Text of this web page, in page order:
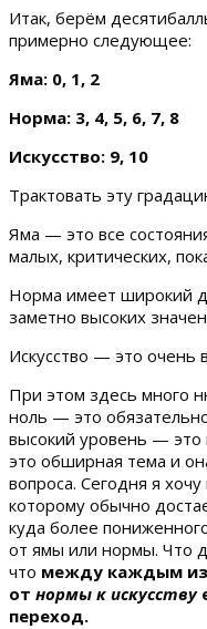
Итак, берём
примерно следующее:
Яма: 0, 1, 2
Норма: 3, 4, 5, 6, 7, 8
Искусство: 9, 10
Трактовать эту
Яма — это все
малых, критических,
Норма имеет широкий
заметно высоких
Искусство — это очень
При этом здесь много
ноль — это
высокий уровень — это
это обширная тема и
вопроса. Сегодня я
которому обычно
куда более
от ямы или нормы. Что
что между каждым
от нормы к искусству
переход.